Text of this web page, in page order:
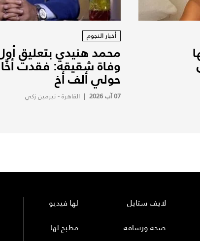
أخبار النجوم
محمد هنيدي بتعليق
وفاة شقيقه: فقدت
حولي ألف أخ
07 آب 2026 |القاهرة - نيرمين زكي
لايف ستايل
صحة ورشاقة
لها فيديو
مطبخ لها